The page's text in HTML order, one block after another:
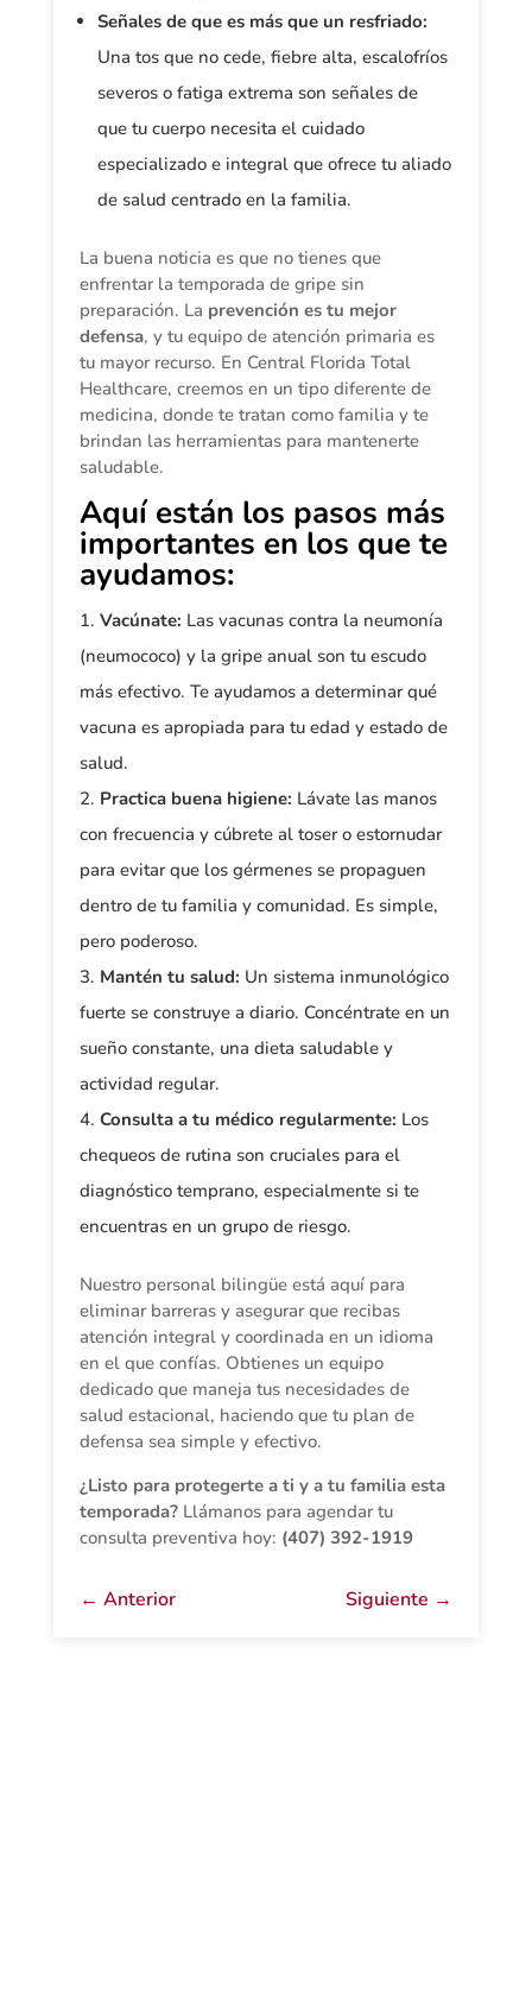
Señales de que es más que un resfriado:
Una tos que no cede, fiebre alta, escalofríos
severos o fatiga extrema son señales de
que tu cuerpo necesita el cuidado
especializado e integral que ofrece tu aliado
de salud centrado en la familia.
La buena noticia es que no tienes que
enfrentar la temporada de gripe sin
preparación. La prevención es tu mejor
defensa, y tu equipo de atención primaria es
tu mayor recurso. En Central Florida Total
Healthcare, creemos en un tipo diferente de
medicina, donde te tratan como familia y te
brindan las herramientas para mantenerte
saludable.
Aquí están los pasos más
importantes en los que te
ayudamos:
Vacúnate: Las vacunas contra la neumonía
(neumococo) y la gripe anual son tu escudo
más efectivo. Te ayudamos a determinar qué
vacuna es apropiada para tu edad y estado de
salud.
Practica buena higiene: Lávate las manos
con frecuencia y cúbrete al toser o estornudar
para evitar que los gérmenes se propaguen
dentro de tu familia y comunidad. Es simple,
pero poderoso.
Mantén tu salud: Un sistema inmunológico
fuerte se construye a diario. Concéntrate en un
sueño constante, una dieta saludable y
actividad regular.
Consulta a tu médico regularmente: Los
chequeos de rutina son cruciales para el
diagnóstico temprano, especialmente si te
encuentras en un grupo de riesgo.
Nuestro personal bilingüe está aquí para
eliminar barreras y asegurar que recibas
atención integral y coordinada en un idioma
en el que confías. Obtienes un equipo
dedicado que maneja tus necesidades de
salud estacional, haciendo que tu plan de
defensa sea simple y efectivo.
¿Listo para protegerte a ti y a tu familia esta
temporada? Llámanos para agendar tu
consulta preventiva hoy: (407) 392-1919
←Anterior Siguiente →